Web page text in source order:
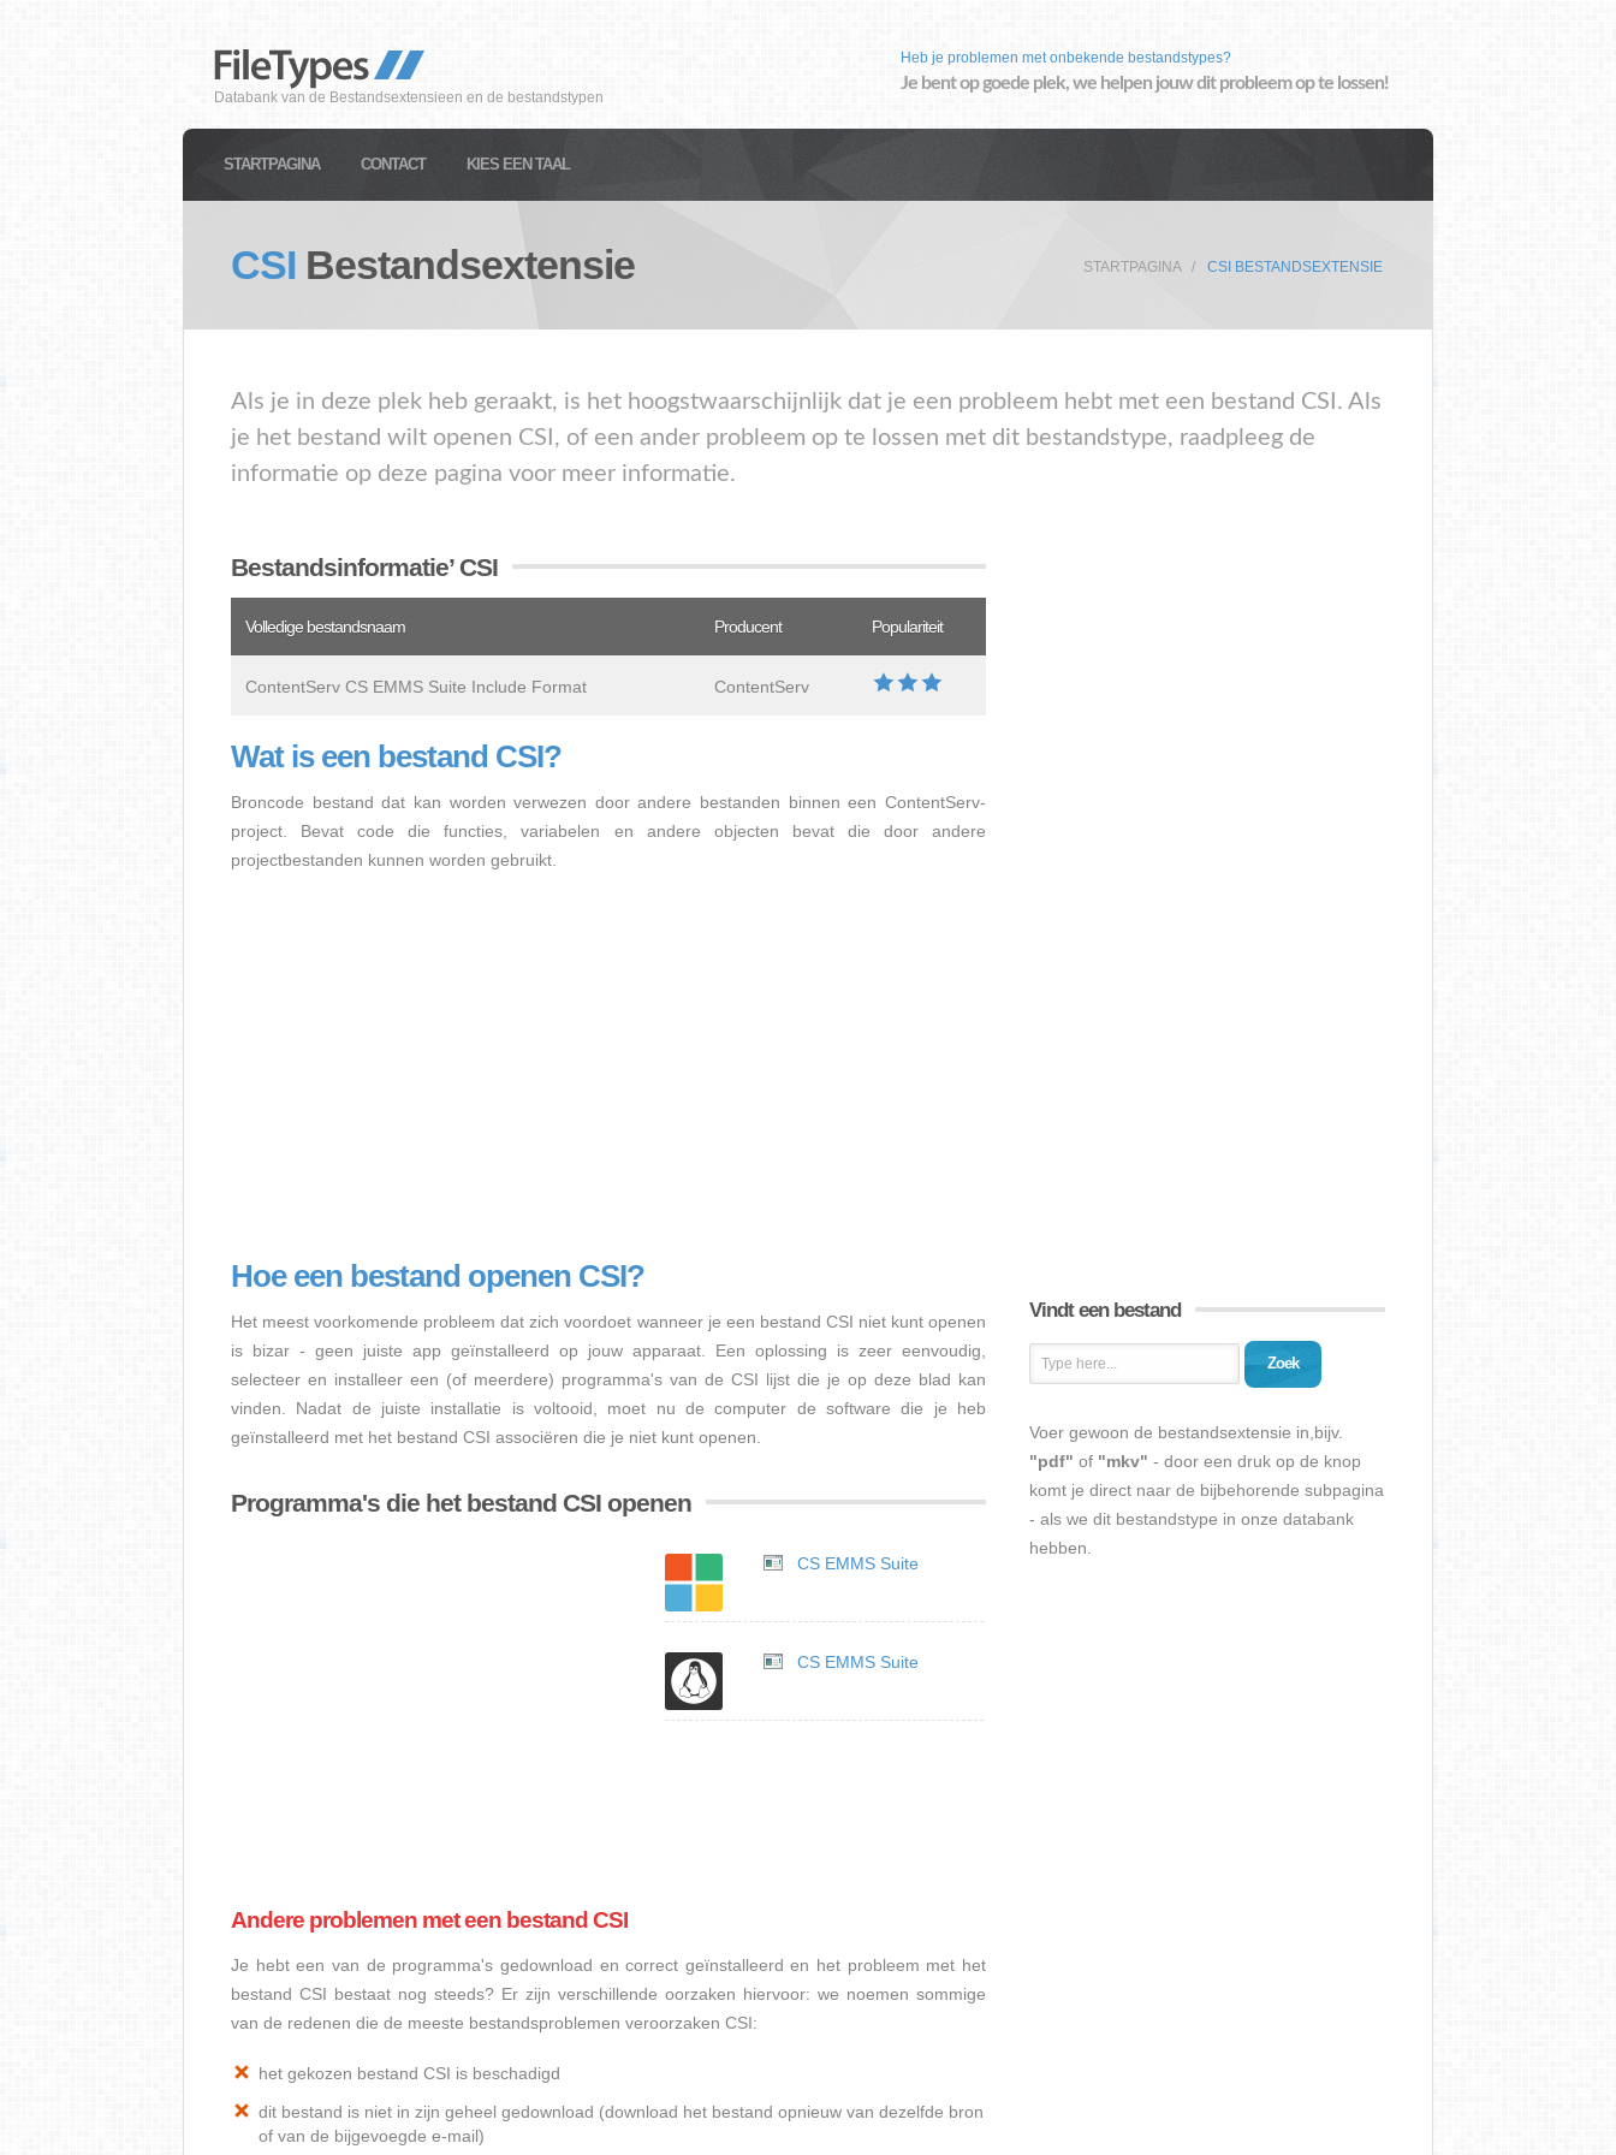
Databank van de Bestandsextensieen en de bestandstypen
Heb je problemen met onbekende bestandstypes?
Je bent op goede plek, we helpen jouw dit probleem op te lossen!
STARTPAGINA CONTACT KIES EEN TAAL
CSI Bestandsextensie STARTPAGINA CSI BESTANDSEXTENSIE
Als je in deze plek heb geraakt, is het hoogstwaarschijnlijk dat je een probleem hebt met een bestand CSI. Als
je het bestand wilt openen CSI, of een ander probleem op te lossen met dit bestandstype, raadpleeg de
informatie op deze pagina voor meer informatie.
Bestandsinformatie’ CSI
Volledige bestandsnaam Producent Populariteit
ContentServ CS EMMS Suite Include Format ContentServ
Wat is een bestand CSI?
Broncode bestand dat kan worden verwezen door andere bestanden binnen een ContentServ-
project. Bevat code die functies, variabelen en andere objecten bevat die door andere
projectbestanden kunnen worden gebruikt.
Hoe een bestand openen CSI?
Het meest voorkomende probleem dat zich voordoet wanneer je een bestand CSI niet kunt openen
is bizar - geen juiste app geïnstalleerd op jouw apparaat. Een oplossing is zeer eenvoudig,
selecteer en installeer een (of meerdere) programma's van de CSI lijst die je op deze blad kan
vinden. Nadat de juiste installatie is voltooid, moet nu de computer de software die je heb
geïnstalleerd met het bestand CSI associëren die je niet kunt openen.
Programma's die het bestand CSI openen
CS EMMS Suite
CS EMMS Suite
Andere problemen met een bestand CSI
Je hebt een van de programma's gedownload en correct geïnstalleerd en het probleem met het
bestand CSI bestaat nog steeds? Er zijn verschillende oorzaken hiervoor: we noemen sommige
van de redenen die de meeste bestandsproblemen veroorzaken CSI:
het gekozen bestand CSI is beschadigd
dit bestand is niet in zijn geheel gedownload (download het bestand opnieuw van dezelfde bron
of van de bijgevoegde e-mail)
Vindt een bestand
Zoek
Voer gewoon de bestandsextensie in,bijv.
"pdf" of "mkv" - door een druk op de knop
komt je direct naar de bijbehorende subpagina
- als we dit bestandstype in onze databank
hebben.